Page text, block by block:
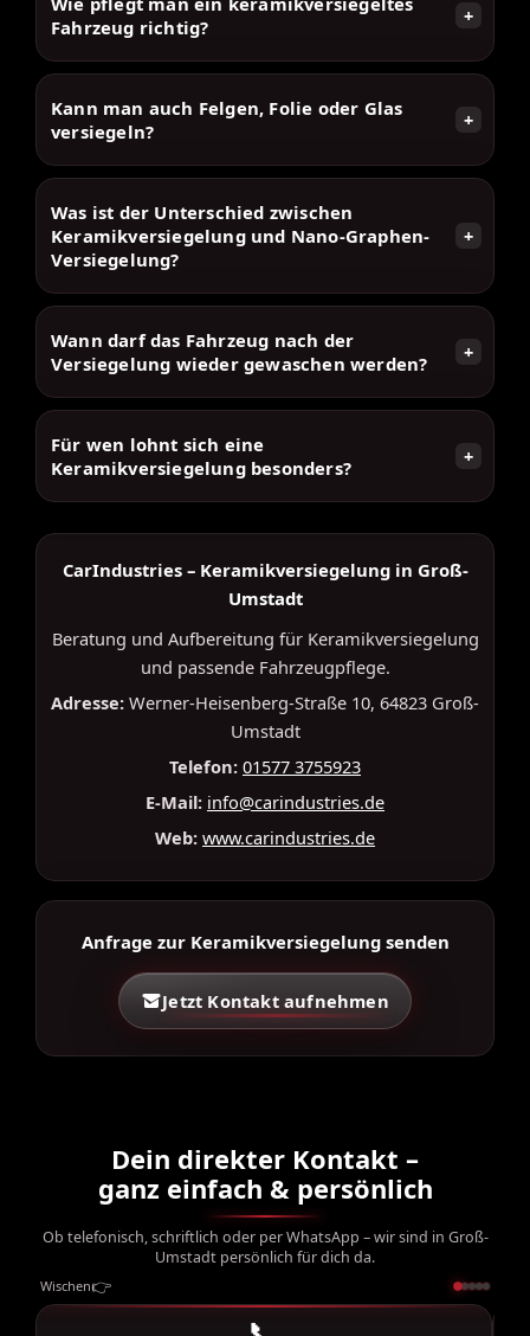
Fahrzeug richtig?
+
Kann man auch Felgen, Folie oder Glas
versiegeln?
+
Was ist der Unterschied zwischen
Keramikversiegelung und Nano-Graphen-
Versiegelung?
+
Wann darf das Fahrzeug nach der
Versiegelung wieder gewaschen werden?
+
Für wen lohnt sich eine
Keramikversiegelung besonders?
+
CarIndustries – Keramikversiegelung in Groß-
Umstadt
Beratung und Aufbereitung für Keramikversiegelung
und passende Fahrzeugpflege.
Adresse: Werner-Heisenberg-Straße 10, 64823 Groß-
Umstadt
Telefon: 01577 3755923
E-Mail: info@carindustries.de
Web: www.carindustries.de
Anfrage zur Keramikversiegelung senden
Jetzt Kontakt aufnehmen
Dein direkter Kontakt –
ganz einfach & persönlich
Ob telefonisch, schriftlich oder per WhatsApp – wir sind in Groß-
Umstadt persönlich für dich da.
Wischen👉
1 von 5